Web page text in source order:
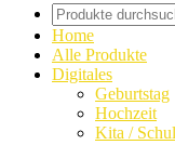
Search
for:
Home
Alle Produkte
Digitales
Geburtstag
Hochzeit
Kita /